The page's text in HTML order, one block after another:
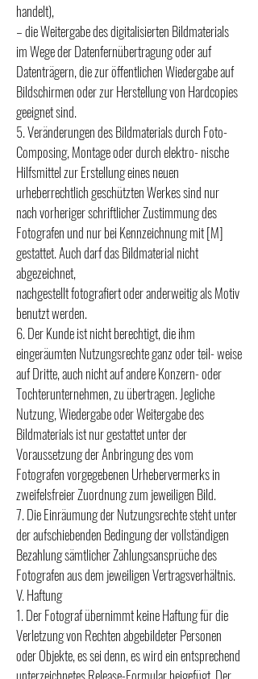
handelt),
– die Weitergabe des digitalisierten Bildmaterials
im Wege der Datenfernübertragung oder auf
Datenträgern, die zur öffentlichen Wiedergabe auf
Bildschirmen oder zur Herstellung von Hardcopies
geeignet sind.
5. Veränderungen des Bildmaterials durch Foto-
Composing, Montage oder durch elektro- nische
Hilfsmittel zur Erstellung eines neuen
urheberrechtlich geschützten Werkes sind nur
nach vorheriger schriftlicher Zustimmung des
Fotografen und nur bei Kennzeichnung mit [M]
gestattet. Auch darf das Bildmaterial nicht
abgezeichnet,
nachgestellt fotografiert oder anderweitig als Motiv
benutzt werden.
6. Der Kunde ist nicht berechtigt, die ihm
eingeräumten Nutzungsrechte ganz oder teil- weise
auf Dritte, auch nicht auf andere Konzern- oder
Tochterunternehmen, zu übertragen. Jegliche
Nutzung, Wiedergabe oder Weitergabe des
Bildmaterials ist nur gestattet unter der
Voraussetzung der Anbringung des vom
Fotografen vorgegebenen Urhebervermerks in
zweifelsfreier Zuordnung zum jeweiligen Bild.
7. Die Einräumung der Nutzungsrechte steht unter
der aufschiebenden Bedingung der vollständigen
Bezahlung sämtlicher Zahlungsansprüche des
Fotografen aus dem jeweiligen Vertragsverhältnis.
V. Haftung
1. Der Fotograf übernimmt keine Haftung für die
Verletzung von Rechten abgebildeter Personen
oder Objekte, es sei denn, es wird ein entsprechend